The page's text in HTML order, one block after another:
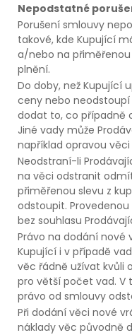
Nepodstatné
Porušení smlouvy
takové, kde Kupující
a/nebo na
plnění.
Do doby, než Kupující
ceny nebo
dodat to, co případně
Jiné vady může
například opravou
Neodstraní-li
na věci odstranit
přiměřenou slevu z
odstoupit.
bez souhlasu
Právo na dodání nové
Kupující i v případě
věc řádně užívat kvůli
pro větší počet vad. V
právo od smlouvy
Při dodání věci nové
náklady věc původně